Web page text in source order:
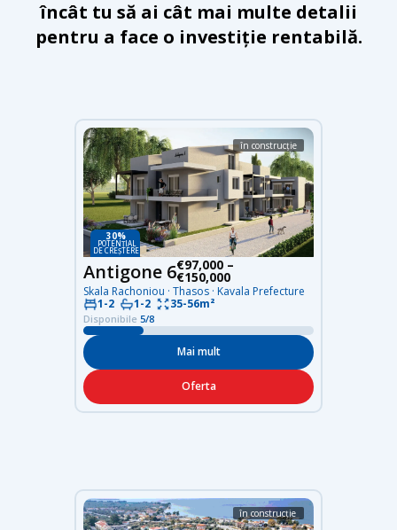
încât tu să ai cât mai multe detalii
pentru a face o investiție rentabilă.
în construcție
30%
DE CREȘTERE
POTENȚIAL
în construcție
Antigone 6€97,000 –
€150,000
Skala Rachoniou · Thasos · Kavala Prefecture
1-2
1-2 35-56m²
Disponibile 5/8
Mai mult
Oferta